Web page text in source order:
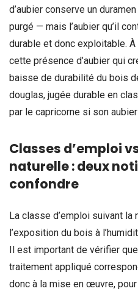
d’aubier conserve un
purgé — mais l’aubier qu’il
durable et donc exploitable. À
cette présence d’aubier qui
baisse de durabilité du bois
douglas, jugée durable en
par le capricorne si son
Classes d’emploi
naturelle : deux
confondre
La classe d’emploi suivant la
l’exposition du bois à
Il est important de vérifier
traitement appliqué
donc à la mise en œuvre,